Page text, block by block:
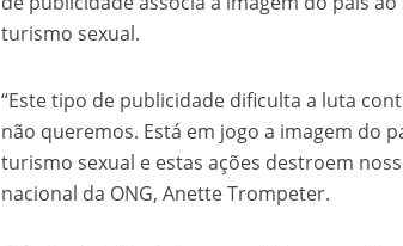
turismo sexual.
“Este tipo de publicidade dificulta a luta
não queremos. Está em jogo a imagem do
turismo sexual e estas ações destroem
nacional da ONG, Anette Trompeter.